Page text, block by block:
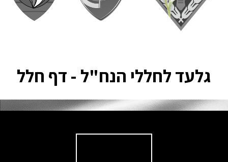
גלעד לחללי הנח"ל - דף חלל